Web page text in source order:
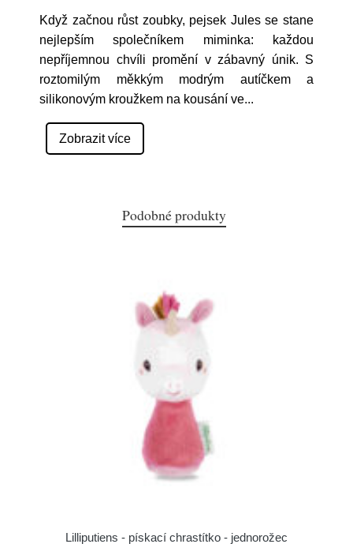
Když začnou růst zoubky, pejsek Jules se stane
nejlepším společníkem miminka: každou
nepříjemnou chvíli promění v zábavný únik. S
roztomilým měkkým modrým autíčkem a
silikonovým kroužkem na kousání ve...
Zobrazit více
Podobné produkty
Lilliputiens - pískací chrastítko - jednorožec